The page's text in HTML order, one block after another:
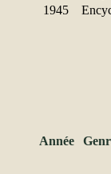
1945
Année